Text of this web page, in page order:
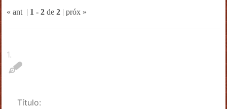
« ant | 1 - 2de 2| próx »
1.
Título: